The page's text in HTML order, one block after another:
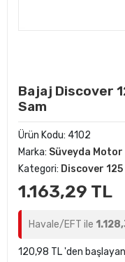
Bajaj Discover
Sam
Ürün Kodu: 4102
Marka: Süveyda Motor
Kategori: Discover 125
1.163,29 TL
Havale/EFT ile
120,98 TL 'den